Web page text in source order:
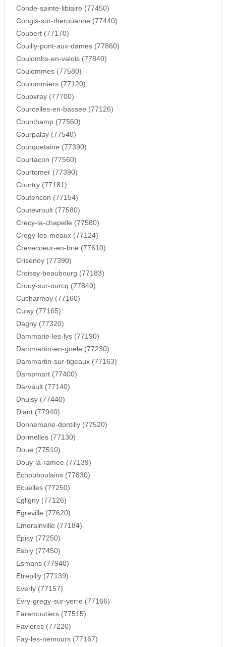
Conde-sainte-libiaire (77450)
Congis-sur-therouanne (77440)
Coubert (77170)
Couilly-pont-aux-dames (77860)
Coulombs-en-valois (77840)
Coulommes (77580)
Coulommiers (77120)
Coupvray (77700)
Courcelles-en-bassee (77126)
Courchamp (77560)
Courpalay (77540)
Courquetaine (77390)
Courtacon (77560)
Courtomer (77390)
Courtry (77181)
Coutencon (77154)
Coutevroult (77580)
Crecy-la-chapelle (77580)
Cregy-les-meaux (77124)
Crevecoeur-en-brie (77610)
Crisenoy (77390)
Croissy-beaubourg (77183)
Crouy-sur-ourcq (77840)
Cucharmoy (77160)
Cuisy (77165)
Dagny (77320)
Dammarie-les-lys (77190)
Dammartin-en-goele (77230)
Dammartin-sur-tigeaux (77163)
Dampmart (77400)
Darvault (77140)
Dhuisy (77440)
Diant (77940)
Donnemarie-dontilly (77520)
Dormelles (77130)
Doue (77510)
Douy-la-ramee (77139)
Echouboulains (77830)
Ecuelles (77250)
Egligny (77126)
Egreville (77620)
Emerainville (77184)
Episy (77250)
Esbly (77450)
Esmans (77940)
Etrepilly (77139)
Everly (77157)
Evry-gregy-sur-yerre (77166)
Faremoutiers (77515)
Favieres (77220)
Fay-les-nemours (77167)